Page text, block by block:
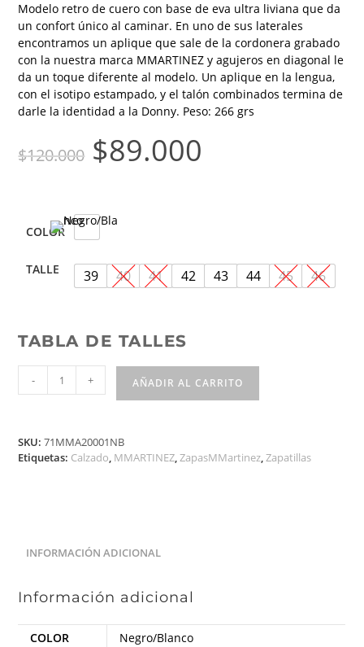
Modelo retro de cuero con base de eva ultra liviana que da
un confort único al caminar. En uno de sus laterales
encontramos un aplique que sale de la cordonera grabado
con la nuestra marca MMARTINEZ y agujeros en diagonal le
da un toque diferente al modelo. Un aplique en la lengua,
con el isotipo estampado, y el talón combinados termina de
darle la identidad a la Donny. Peso: 266 grs
$120.000 $89.000
COLOR
TALLE 39 40 41 42 43 44 45 46
TABLA DE TALLES
- + AÑADIR AL CARRITO
SKU:71MMA20001NB
Etiquetas: Calzado, MMARTINEZ,ZapasMMartinez,Zapatillas
INFORMACIÓN ADICIONAL
Información adicional
COLOR
Negro/Blanco